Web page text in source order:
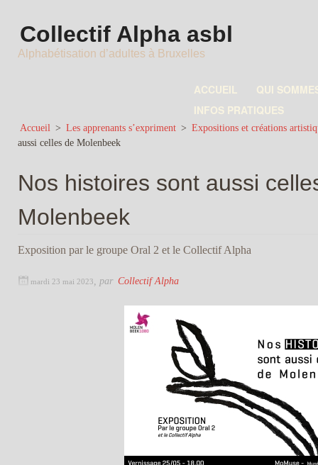
Collectif Alpha asbl
Alphabétisation d’adultes à Bruxelles
ACCUEIL
QUI
INFOS PRATIQUES
Accueil > Les apprenants s’expriment > Expositions et créations
aussi celles de Molenbeek
Nos histoires sont aussi
Molenbeek
Exposition par le groupe Oral 2 et le Collectif Alpha
mardi 23 mai 2023 par Collectif Alpha